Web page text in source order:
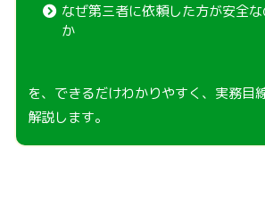
なぜ第三者に依頼した方が安全な
か
を、できるだけわかりやすく、実務目
解説します。